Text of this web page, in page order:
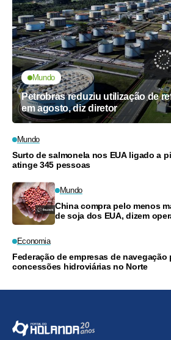
Mundo
Petrobras reduziu utilização de
em agosto, diz diretor
Mundo
Surto de salmonela nos EUA ligado a
atinge 345 pessoas
Mundo
China compra pelo menos
de soja dos EUA, dizem
Economia
Federação de empresas de
concessões hidroviárias no Norte